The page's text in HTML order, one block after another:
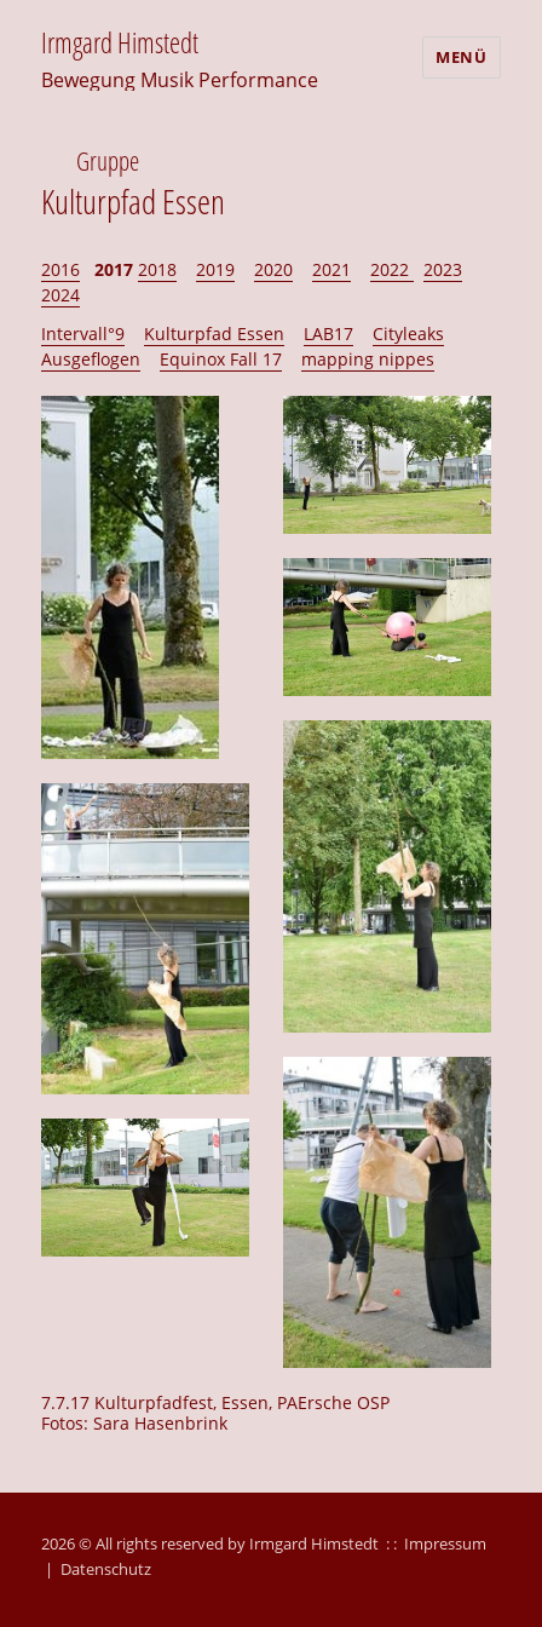
Irmgard Himstedt
Bewegung Musik Performance
MENÜ
Gruppe
Kulturpfad Essen
2016 20172018 2019 2020 2021 2022
2023
2024
Intervall°9
Kulturpfad Essen LAB17
Cityleaks
Ausgeflogen
Equinox Fall 17 mapping nippes
7.7.17 Kulturpfadfest, Essen, PAErsche OSP
Fotos: Sara Hasenbrink
2026 © All rights reserved by Irmgard Himstedt : : Impressum
| Datenschutz